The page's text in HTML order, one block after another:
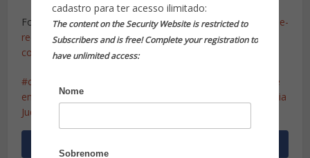
cadastro para ter acesso ilimitado:
The content on the Security Website is restricted to
Subscribers and is free! Complete your registration to
have unlimited access:
Nome
Sobrenome
Fonte:https://olhardigital.com.br/2024/05/08/internet-e-
redes-sociais/jovem-portugues-usou-discord-para-
comandar-massacres-no-brasil/
crimes cibernéticos transnacionais
masacre
em escolas
Polícia
Judiciária Portuguesa